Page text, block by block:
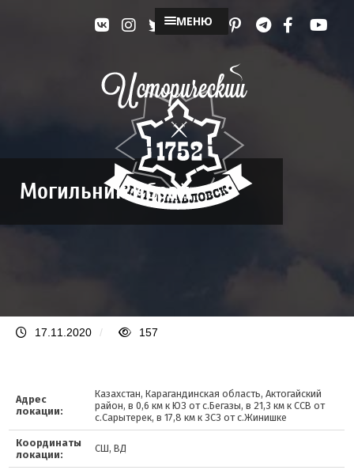
МЕНЮ
Могильник Ибрай
17.11.2020 / 157
Адрес
локации:
Казахстан, Карагандинская область, Актогайский
район, в 0,6 км к ЮЗ от с.Бегазы, в 21,3 км к ССВ от
с.Сарытерек, в 17,8 км к ЗСЗ от с.Жинишке
Координаты
локации:
СШ, ВД